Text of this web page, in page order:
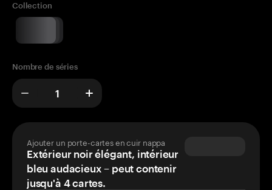
Collection
Nombre de séries
Ajouter un porte-cartes en cuir nappa
Extérieur noir élégant, intérieur
bleu audacieux – peut contenir
jusqu'à 4 cartes.